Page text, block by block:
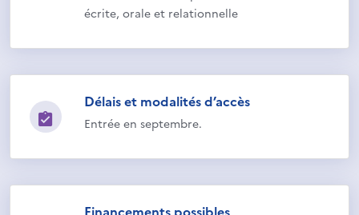
écrite, orale et relationnelle
Délais et modalités d’accès
Entrée en septembre.
Financements possibles